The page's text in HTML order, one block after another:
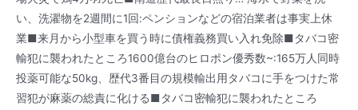
い、洗濯物を2週間に1回:ペンションなどの宿泊業者は事実上休
業■来月から小型車を買う時に債権義務買い入れ免除■タバコ密
輸犯に襲われたところ1600億台のヒロポン優秀数~:165万人同時
投薬可能な50kg、歴代3番目の規模輸出用タバコに手をつけた常
習犯が麻薬の総責に化ける■タバコ密輸犯に襲われたところ